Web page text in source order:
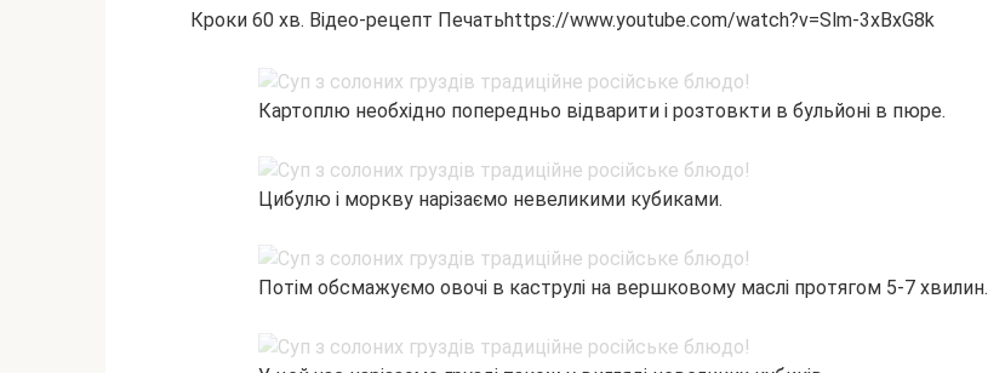
Кроки 60 хв. Відео-рецепт Печатьhttps://www.youtube.com/watch?v=Slm-3xBxG8k
Картоплю необхідно попередньо відварити і розтовкти в бульйоні в пюре.
Цибулю і моркву нарізаємо невеликими кубиками.
Потім обсмажуємо овочі в каструлі на вершковому маслі протягом 5-7 хвилин.